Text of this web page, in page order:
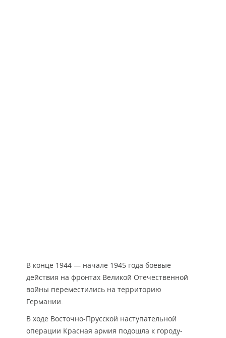
В конце 1944 — начале 1945 года боевые
действия на фронтах Великой Отечественной
войны переместились на территорию
Германии.
В ходе Восточно-Прусской наступательной
операции Красная армия подошла к городу-